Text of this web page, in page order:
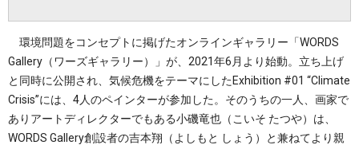
環境問題をコンセプトに掲げたオンラインギャラリー「WORDS
Gallery（ワーズギャラリー）」が、2021年6月より始動。立ち上げ
と同時に公開され、気候危機をテーマにしたExhibition #01 “Climate
Crisis”には、4人のペインターが参加した。そのうちの一人、画家で
ありアートディレクターでもある小磯竜也（こいそ たつや）は、
WORDS Gallery創設者の吉本翔（よしもと しょう）と兼ねてより親